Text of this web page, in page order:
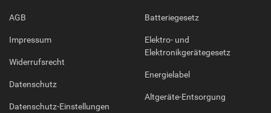
AGB
Impressum
Widerrufsrecht
Datenschutz
Datenschutz-Einstellungen
Batteriegesetz
Elektro- und
Elektronikgerätegesetz
Energielabel
Altgeräte-Entsorgung